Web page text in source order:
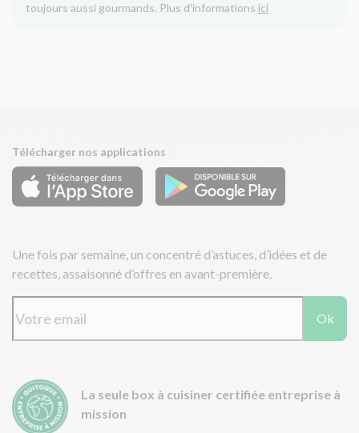
toujours aussi gourmands. Plus d'informations ici
Télécharger nos applications
Une fois par semaine, un concentré d’astuces, d’idées et de
recettes, assaisonné d’offres en avant-première.
Ok
La seule box à cuisiner certifiée entreprise à
mission